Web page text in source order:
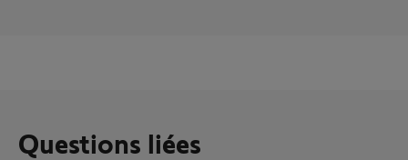
Questions liées